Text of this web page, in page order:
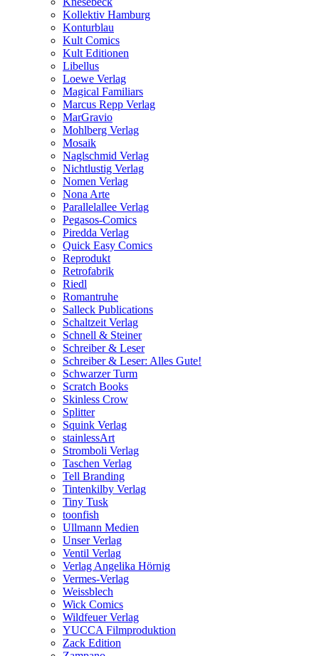
Kollektiv Hamburg
Konturblau
Kult Comics
Kult Editionen
Libellus
Loewe Verlag
Magical Familiars
Marcus Repp Verlag
MarGravio
Mohlberg Verlag
Mosaik
Naglschmid Verlag
Nichtlustig Verlag
Nomen Verlag
Nona Arte
Parallelallee Verlag
Pegasos-Comics
Piredda Verlag
Quick Easy Comics
Reprodukt
Retrofabrik
Riedl
Romantruhe
Salleck Publications
Schaltzeit Verlag
Schnell & Steiner
Schreiber & Leser
Schreiber & Leser: Alles Gute!
Schwarzer Turm
Scratch Books
Skinless Crow
Splitter
Squink Verlag
stainlessArt
Stromboli Verlag
Taschen Verlag
Tell Branding
Tintenkilby Verlag
Tiny Tusk
toonfish
Ullmann Medien
Unser Verlag
Ventil Verlag
Verlag Angelika Hörnig
Vermes-Verlag
Weissblech
Wick Comics
Wildfeuer Verlag
YUCCA Filmproduktion
Zack Edition